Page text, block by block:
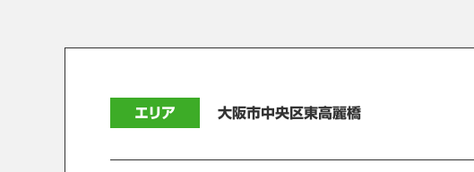
エリア 大阪市中央区東高麗橋